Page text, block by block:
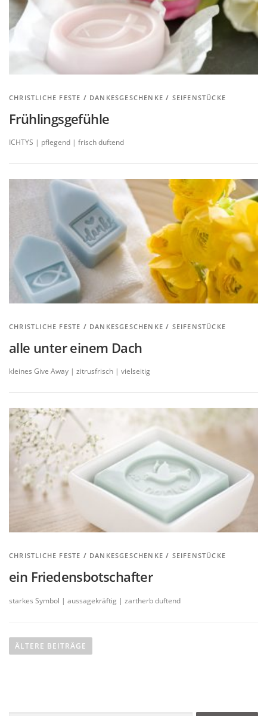
CHRISTLICHE FESTE / DANKESGESCHENKE / SEIFENSTÜCKE
Frühlingsgefühle
ICHTYS | pflegend | frisch duftend
CHRISTLICHE FESTE / DANKESGESCHENKE / SEIFENSTÜCKE
alle unter einem Dach
kleines Give Away | zitrusfrisch | vielseitig
CHRISTLICHE FESTE / DANKESGESCHENKE / SEIFENSTÜCKE
ein Friedensbotschafter
starkes Symbol | aussagekräftig | zartherb duftend
eÄLTERE BEITRÄGE